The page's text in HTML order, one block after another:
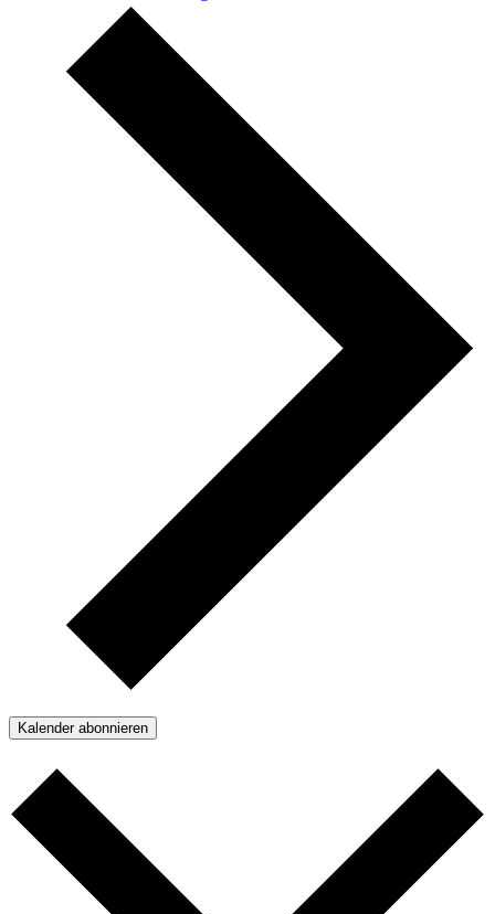
Kalender abonnieren